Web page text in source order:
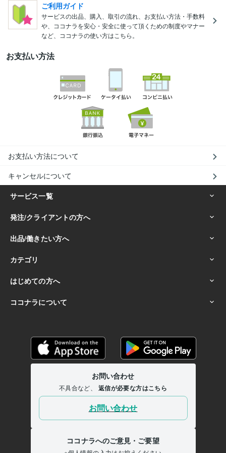
ご利用ガイド
サービスの出品、購入、取引の流れ、お支払い方法・手数料
や、ココナラを安心・安全に使って頂くための制度やマナー
など、ココナラの使い方はこちら。
お支払い方法
お支払い方法について
キャンセルについて